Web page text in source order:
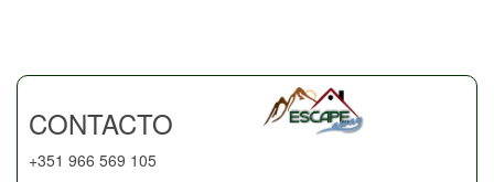
CONTACTO
+351 966 569 105